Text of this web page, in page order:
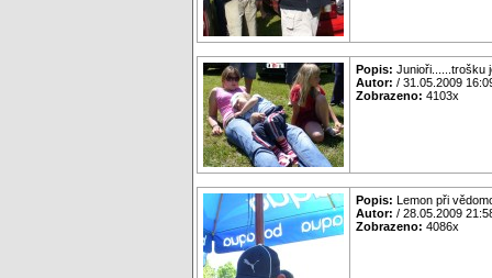
Popis: Junioři......trošku
Autor: / 31.05.2009
Zobrazeno: 4103x
Popis: Lemon při
Autor: / 28.05.2009
Zobrazeno: 4086x